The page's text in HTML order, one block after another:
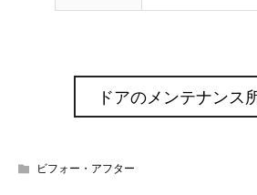
ドアのメンテナンス
ビフォー・アフター